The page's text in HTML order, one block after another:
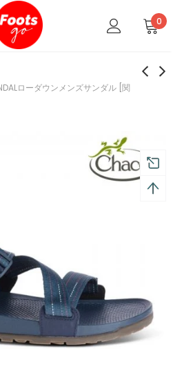
0
ローダウンメンズサンダル [関